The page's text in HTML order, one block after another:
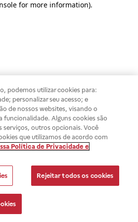
for more information).
podemos utilizar cookies para:
personalizar seu acesso; e
de nossos websites, visando o
funcionalidade. Alguns cookies são
serviços, outros opcionais. Você
que utilizamos de acordo com
Política de Privacidade e
Rejeitar todos os cookies